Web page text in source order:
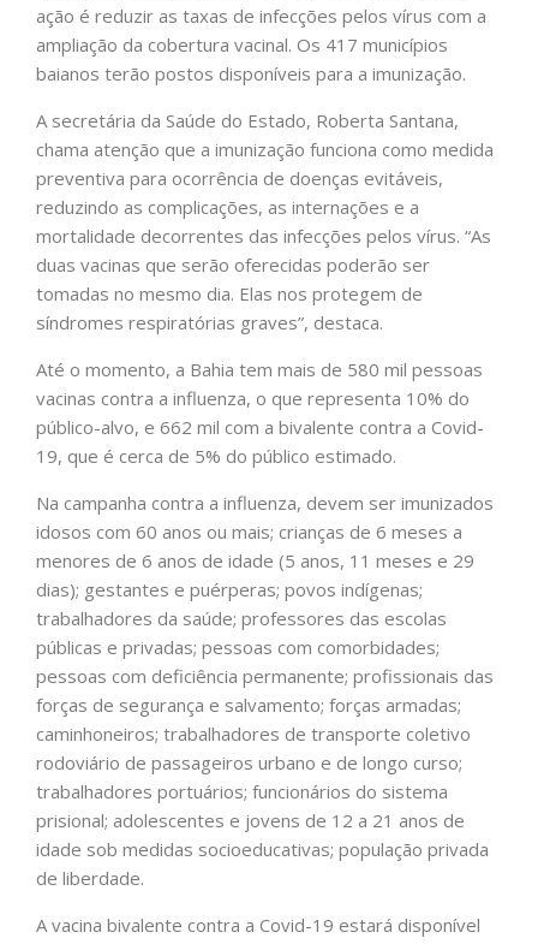
ação é reduzir as taxas de infecções pelos vírus com a
ampliação da cobertura vacinal. Os 417 municípios
baianos terão postos disponíveis para a imunização.
A secretária da Saúde do Estado, Roberta Santana,
chama atenção que a imunização funciona como medida
preventiva para ocorrência de doenças evitáveis,
reduzindo as complicações, as internações e a
mortalidade decorrentes das infecções pelos vírus. “As
duas vacinas que serão oferecidas poderão ser
tomadas no mesmo dia. Elas nos protegem de
síndromes respiratórias graves”, destaca.
Até o momento, a Bahia tem mais de 580 mil pessoas
vacinas contra a influenza, o que representa 10% do
público-alvo, e 662 mil com a bivalente contra a Covid-
19, que é cerca de 5% do público estimado.
Na campanha contra a influenza, devem ser imunizados
idosos com 60 anos ou mais; crianças de 6 meses a
menores de 6 anos de idade (5 anos, 11 meses e 29
dias); gestantes e puérperas; povos indígenas;
trabalhadores da saúde; professores das escolas
públicas e privadas; pessoas com comorbidades;
pessoas com deficiência permanente; profissionais das
forças de segurança e salvamento; forças armadas;
caminhoneiros; trabalhadores de transporte coletivo
rodoviário de passageiros urbano e de longo curso;
trabalhadores portuários; funcionários do sistema
prisional; adolescentes e jovens de 12 a 21 anos de
idade sob medidas socioeducativas; população privada
de liberdade.
A vacina bivalente contra a Covid-19 estará disponível